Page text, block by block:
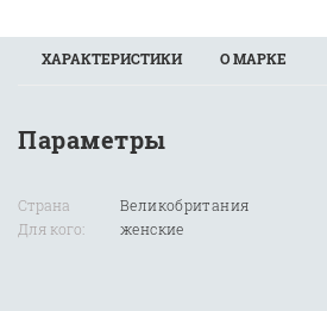
ХАРАКТЕРИСТИКИ О МАРКЕ
Параметры
Страна
Для кого:
Великобритания
женские